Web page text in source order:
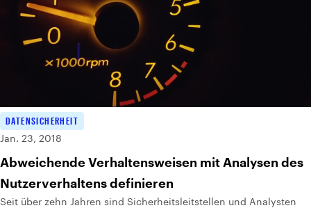
DATENSICHERHEIT
Jan. 23, 2018
Abweichende Verhaltensweisen mit Analysen des
Nutzerverhaltens definieren
Seit über zehn Jahren sind Sicherheitsleitstellen und Analysten